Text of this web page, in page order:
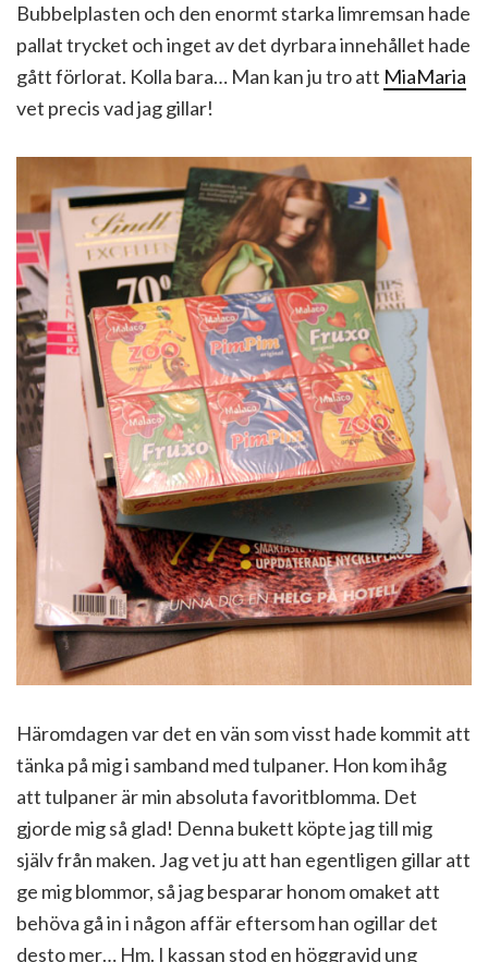
Bubbelplasten och den enormt starka limremsan hade
pallat trycket och inget av det dyrbara innehållet hade
gått förlorat. Kolla bara… Man kan ju tro att MiaMaria
vet precis vad jag gillar!
Häromdagen var det en vän som visst hade kommit att
tänka på mig i samband med tulpaner. Hon kom ihåg
att tulpaner är min absoluta favoritblomma. Det
gjorde mig så glad! Denna bukett köpte jag till mig
själv från maken. Jag vet ju att han egentligen gillar att
ge mig blommor, så jag besparar honom omaket att
behöva gå in i någon affär eftersom han ogillar det
desto mer… Hm. I kassan stod en höggravid ung